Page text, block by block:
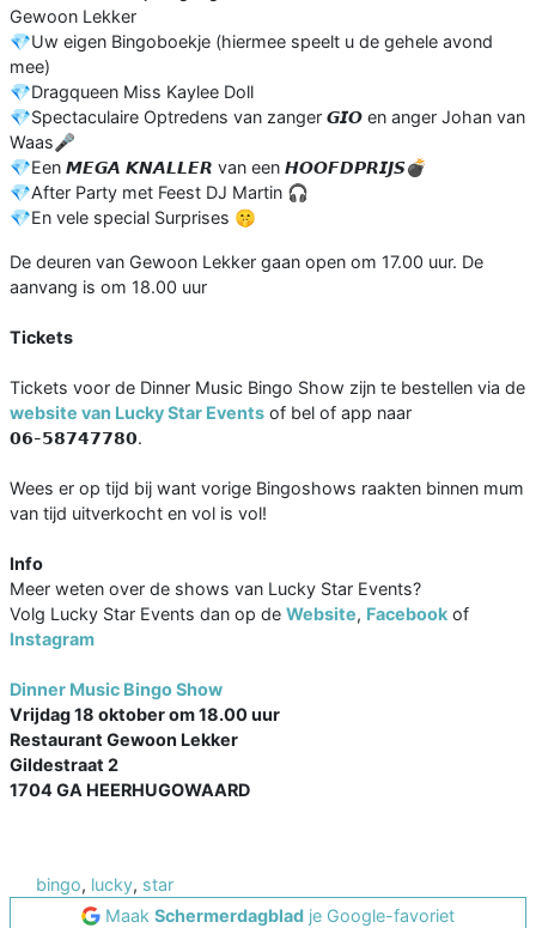
Gewoon Lekker
💎Uw eigen Bingoboekje (hiermee speelt u de gehele avond
mee)
💎Dragqueen Miss Kaylee Doll
💎Spectaculaire Optredens van zanger 𝙂𝙄𝙊 en anger Johan van
Waas🎤
💎Een 𝙈𝙀𝙂𝘼 𝙆𝙉𝘼𝙇𝙇𝙀𝙍 van een 𝙃𝙊𝙊𝙁𝘿𝙋𝙍𝙄𝙅𝙎💣
💎After Party met Feest DJ Martin 🎧
💎En vele special Surprises 🤫
De deuren van Gewoon Lekker gaan open om 17.00 uur. De
aanvang is om 18.00 uur
Tickets
Tickets voor de Dinner Music Bingo Show zijn te bestellen via de
website van Lucky Star Events of bel of app naar
𝟬𝟲-𝟱𝟴𝟳𝟰𝟳𝟳𝟴𝟬.
Wees er op tijd bij want vorige Bingoshows raakten binnen mum
van tijd uitverkocht en vol is vol!
Info
Meer weten over de shows van Lucky Star Events?
Volg Lucky Star Events dan op de Website, Facebook of
Instagram
Dinner Music Bingo Show
Vrijdag 18 oktober om 18.00 uur
Restaurant Gewoon Lekker
Gildestraat 2
1704 GA HEERHUGOWAARD
bingo, lucky, star
Maak Schermerdagblad je Google-favoriet